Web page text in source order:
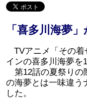
「喜多川海夢
TVアニメ「その着
インの喜多川海夢を
第12話の夏祭りの
の海夢とは一味違う
した。